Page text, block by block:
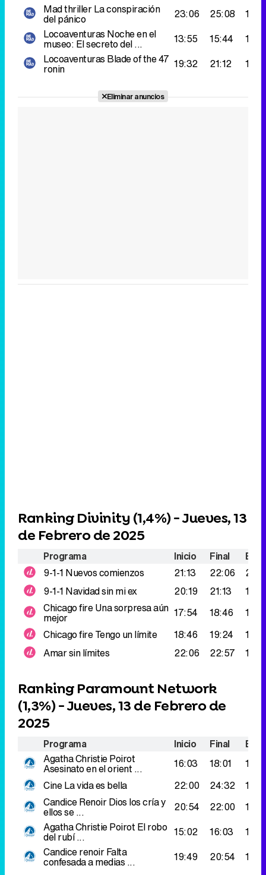
Mad thrillerLa conspiración
del pánico 23:06 25:08
Locoaventuras Noche en el
museo: El secreto del ... 13:55 15:44
Locoaventuras Blade of the 47
ronin 19:32 21:12
Eliminar anuncios
Ranking Divinity (1,4%) - Jueves, 13
de Febrero de 2025
Programa Inicio Final
9-1-1 Nuevos comienzos 21:13 22:06
9-1-1 Navidad sin mi ex 20:19 21:13
Chicago fireUna sorpresa aún
mejor 17:54 18:46
Chicago fireTengo un límite 18:46 19:24
Amar sin límites
22:06 22:57
Ranking Paramount Network
(1,3%) - Jueves, 13 de Febrero de
2025
Programa Inicio Final
Agatha Christie Poirot
Asesinato en el orient ... 16:03 18:01
CineLa vida es bella 22:00 24:32
Candice RenoirDios los cría y
ellos se ... 20:54 22:00
Agatha Christie Poirot El robo
del rubí ... 15:02 16:03
Candice renoirFalta
confesada a medias ... 19:49 20:54